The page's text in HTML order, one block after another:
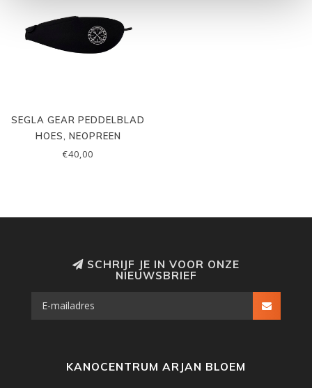
SEGLA GEAR PEDDELBLAD
HOES, NEOPREEN
€40,00
SCHRIJF JE IN VOOR ONZE
NIEUWSBRIEF
KANOCENTRUM ARJAN BLOEM